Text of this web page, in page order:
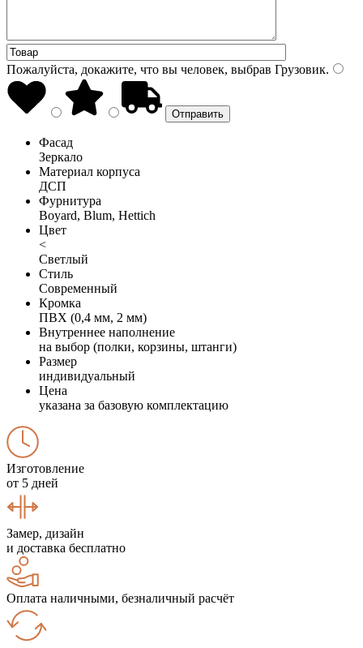
Пожалуйста, докажите, что вы человек, выбрав Грузовик.
Фасад
Зеркало
Материал корпуса
ДСП
Фурнитура
Boyard, Blum, Hettich
Цвет
<
Светлый
Стиль
Современный
Кромка
ПВХ (0,4 мм, 2 мм)
Внутреннее наполнение
на выбор (полки, корзины, штанги)
Размер
индивидуальный
Цена
указана за базовую комплектацию
Изготовление
от 5 дней
Замер, дизайн
и доставка бесплатно
Оплата наличными, безналичный расчёт